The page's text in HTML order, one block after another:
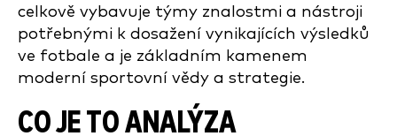
celkově vybavuje týmy znalostmi a nástroji
potřebnými k dosažení vynikajících výsledků
ve fotbale a je základním kamenem
moderní sportovní vědy a strategie.
CO JE TO ANALÝZA